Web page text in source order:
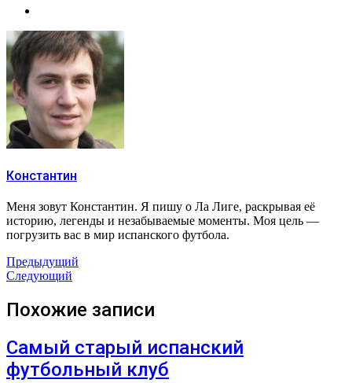
Константин
Меня зовут Константин. Я пишу о Ла Лиге, раскрывая её
историю, легенды и незабываемые моменты. Моя цель —
погрузить вас в мир испанского футбола.
Предыдущий
Следующий
Похожие записи
Самый старый испанский
футбольный клуб